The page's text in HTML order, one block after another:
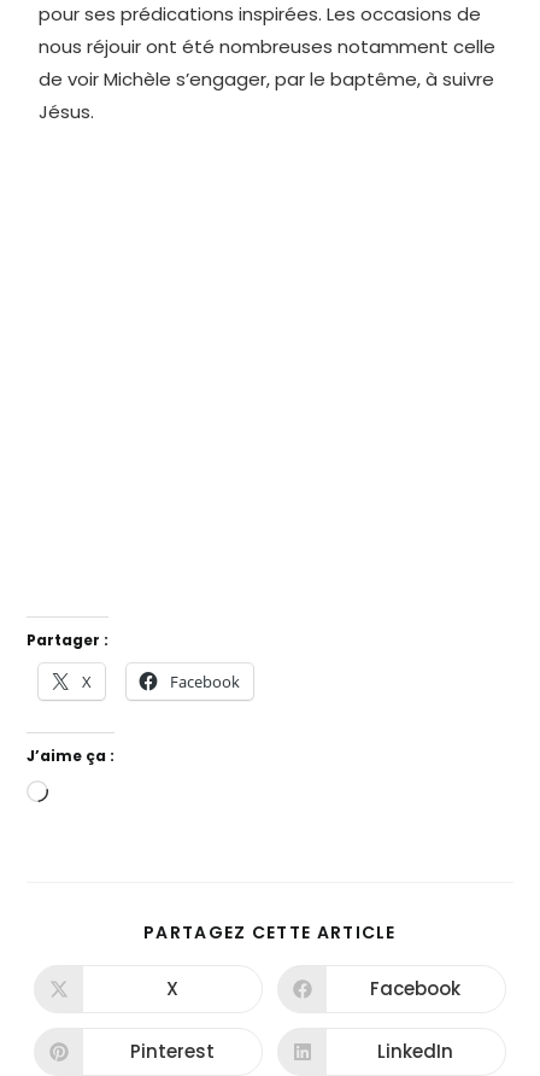
pour ses prédications inspirées. Les occasions de
nous réjouir ont été nombreuses notamment celle
de voir Michèle s’engager, par le baptême, à suivre
Jésus.
Partager :
X Facebook
J’aime ça :
PARTAGEZ CETTE ARTICLE
X Facebook
Pinterest LinkedIn